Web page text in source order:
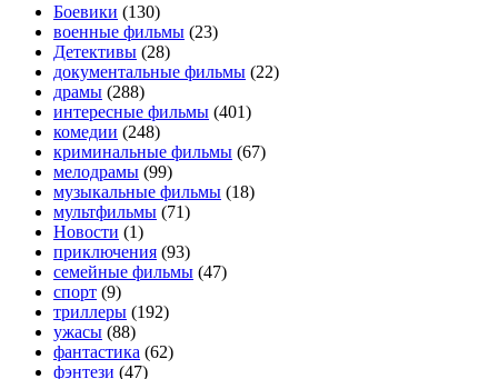
Боевики (130)
военные фильмы (23)
Детективы (28)
документальные фильмы (22)
драмы (288)
интересные фильмы (401)
комедии (248)
криминальные фильмы (67)
мелодрамы (99)
музыкальные фильмы (18)
мультфильмы (71)
Новости (1)
приключения (93)
семейные фильмы (47)
спорт (9)
триллеры (192)
ужасы (88)
фантастика (62)
фэнтези (47)